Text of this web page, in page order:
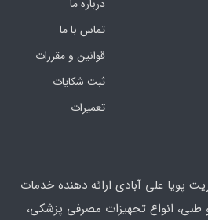
درباره ما
تماس با ما
قوانین و مقررات
ثبت شکایات
تعمیرات
پویا علی آبادی ارائه دهنده خدمات
انواع تجهیزات مصرفی پزشکی،